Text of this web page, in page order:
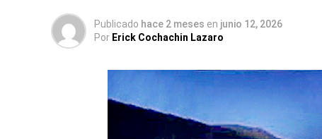
Publicado hace 2 meses en junio 12, 2026
Por Erick Cochachin Lazaro